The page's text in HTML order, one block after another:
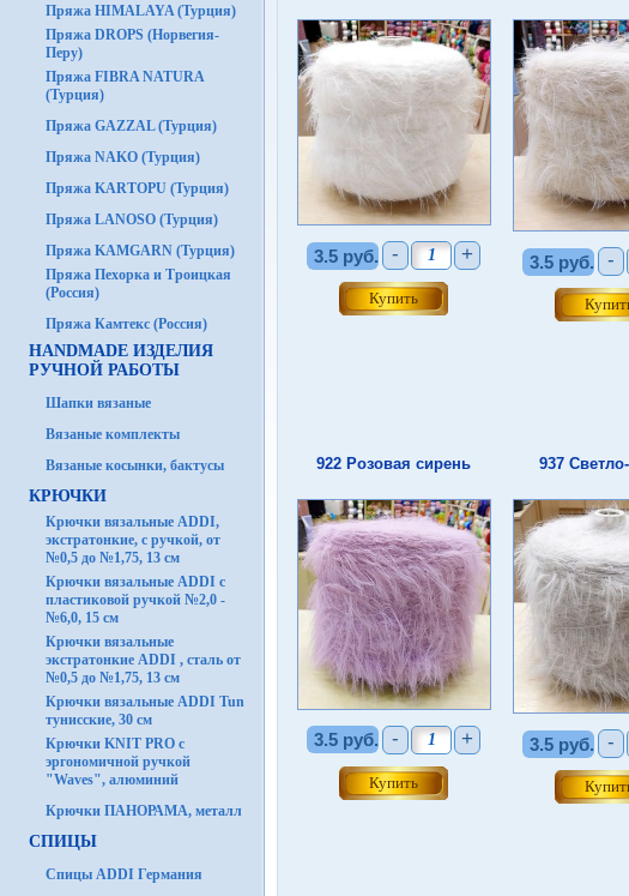
Пряжа HIMALAYA (Турция)
Пряжа DROPS (Норвегия-
Перу)
Пряжа FIBRA NATURA
(Турция)
Пряжа GAZZAL (Турция)
Пряжа NAKO (Турция)
Пряжа KARTOPU (Турция)
Пряжа LANOSO (Турция)
Пряжа KAMGARN (Турция)
Пряжа Пехорка и Троицкая
(Россия)
Пряжа Камтекс (Россия)
HANDMADE ИЗДЕЛИЯ
РУЧНОЙ РАБОТЫ
Шапки вязаные
Вязаные комплекты
Вязаные косынки, бактусы
КРЮЧКИ
Крючки вязальные ADDI,
экстратонкие, с ручкой, от
№0,5 до №1,75, 13 см
Крючки вязальные ADDI с
пластиковой ручкой №2,0 -
№6,0, 15 см
Крючки вязальные
экстратонкие ADDI , сталь от
№0,5 до №1,75, 13 см
Крючки вязальные ADDI Tun
тунисские, 30 см
Крючки KNIT PRO с
эргономичной ручкой
"Waves", алюминий
Крючки ПАНОРАМА, металл
СПИЦЫ
Спицы ADDI Германия
3.5 руб. - + 3.5 руб. -
922 Розовая сирень
3.5 руб. - +
937
3.5 руб. -